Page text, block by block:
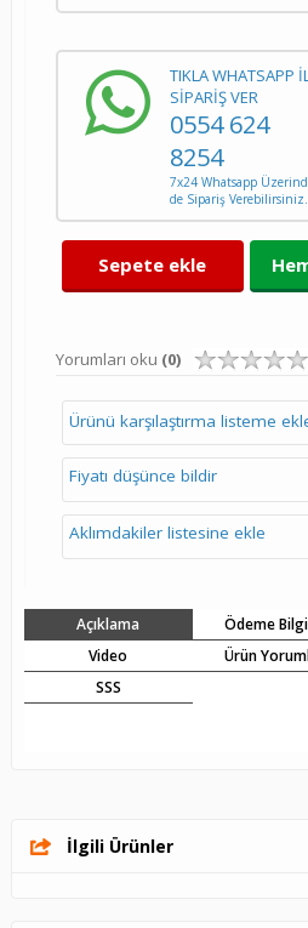
TIKLA WHATSAPP
SİPARİŞ VER
0554 624
8254
7x24 Whatsapp
de Sipariş Verebilirsiniz.
Sepete ekle
Yorumları oku (0)
Ürünü karşılaştırma listeme
Fiyatı düşünce bildir
Aklımdakiler listesine ekle
Açıklama
Ödeme
Video
Ürün
SSS
İlgili Ürünler